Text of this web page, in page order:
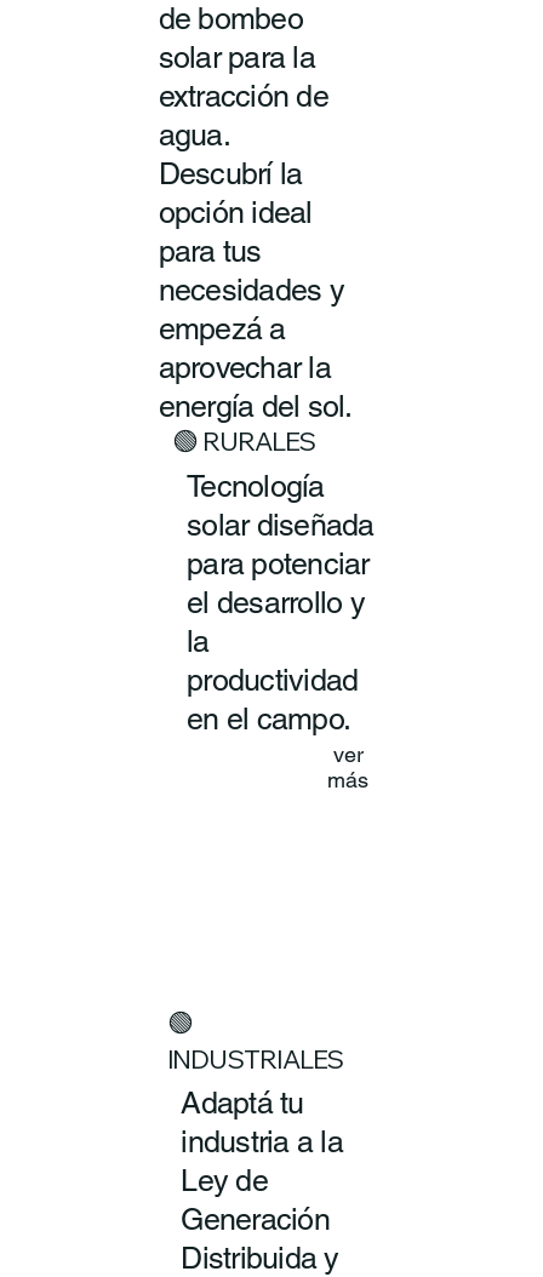
de bombeo
solar para la
extracción de
agua.
Descubrí la
opción ideal
para tus
necesidades y
empezá a
aprovechar la
energía del sol.
🟢 RURALES
Tecnología
solar diseñada
para potenciar
el desarrollo y
la
productividad
en el campo.
ver
más
🟢
INDUSTRIALES
Adaptá tu
industria a la
Ley de
Generación
Distribuida y